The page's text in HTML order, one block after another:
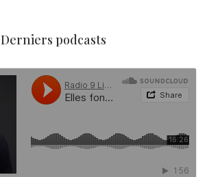
Derniers podcasts